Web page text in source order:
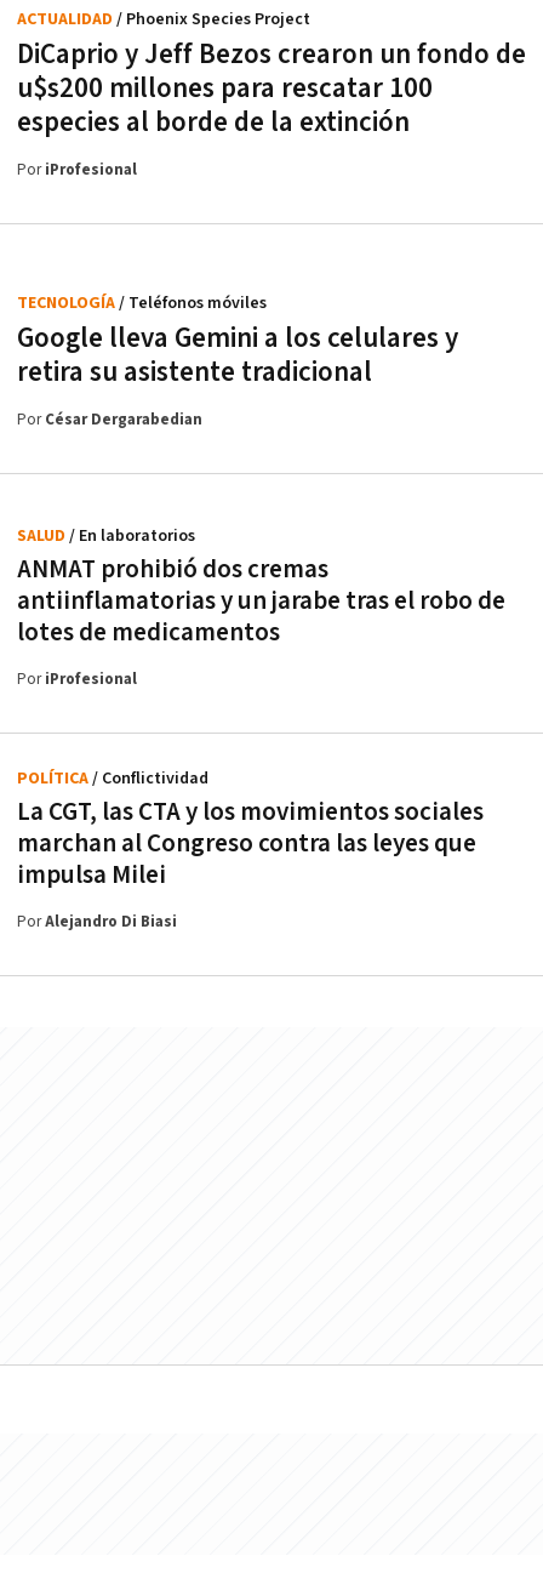
DiCaprio y Jeff Bezos crearon un fondo de
u$s200 millones para rescatar 100
especies al borde de la extinción
ACTUALIDAD / Phoenix Species Project
PoriProfesional
Google lleva Gemini a los celulares y
retira su asistente tradicional
TECNOLOGÍA/ Teléfonos móviles
PorCésar Dergarabedian
ANMAT prohibió dos cremas
antiinflamatorias y un jarabe tras el robo de
lotes de medicamentos
SALUD / En laboratorios
PoriProfesional
La CGT, las CTA y los movimientos sociales
marchan al Congreso contra las leyes que
impulsa Milei
POLÍTICA/ Conflictividad
PorAlejandro Di Biasi